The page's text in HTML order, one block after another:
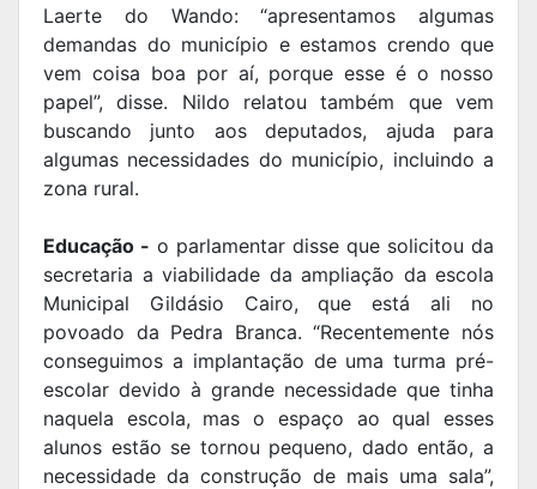
Laerte do Wando: “apresentamos algumas
demandas do município e estamos crendo que
vem coisa boa por aí, porque esse é o nosso
papel”, disse. Nildo relatou também que vem
buscando junto aos deputados, ajuda para
algumas necessidades do município, incluindo a
zona rural.
Educação - o parlamentar disse que solicitou da
secretaria a viabilidade da ampliação da escola
Municipal Gildásio Cairo, que está ali no
povoado da Pedra Branca. “Recentemente nós
conseguimos a implantação de uma turma pré-
escolar devido à grande necessidade que tinha
naquela escola, mas o espaço ao qual esses
alunos estão se tornou pequeno, dado então, a
necessidade da construção de mais uma sala”,